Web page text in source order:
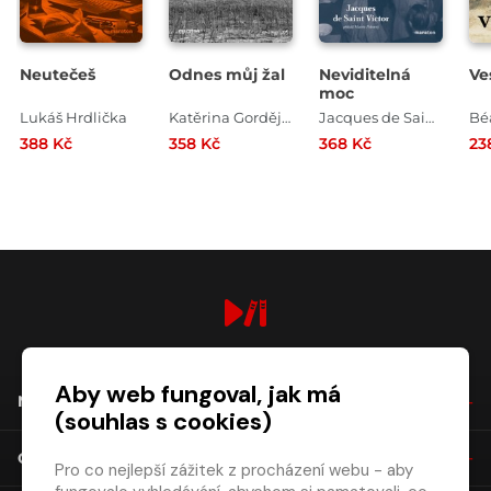
Neutečeš
Lukáš Hrdlička
388 Kč
Odnes můj žal
Katěrina Gordějevová
358 Kč
Neviditelná
moc
Jacques de Saint Victor
368 Kč
NÁKUP
O SPOLEČNOSTI
Aby web fungoval, jak má
(souhlas s cookies)
Pro co nejlepší zážitek z procházení webu - aby